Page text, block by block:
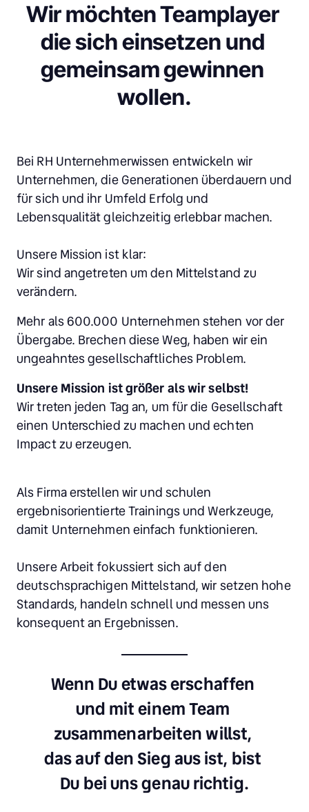
Wir möchten Teamplayer
die sich einsetzen und
gemeinsam gewinnen
wollen.
Bei RH Unternehmerwissen entwickeln wir
Unternehmen, die Generationen überdauern und
für sich und ihr Umfeld Erfolg und
Lebensqualität gleichzeitig erlebbar machen.
Unsere Mission ist klar:
Wir sind angetreten um den Mittelstand zu
verändern.
Mehr als 600.000 Unternehmen stehen vor der
Übergabe. Brechen diese Weg, haben wir ein
ungeahntes gesellschaftliches Problem.
Unsere Mission ist größer als wir selbst!
Wir treten jeden Tag an, um für die Gesellschaft
einen Unterschied zu machen und echten
Impact zu erzeugen.
Als Firma erstellen wir und schulen
ergebnisorientierte Trainings und Werkzeuge,
damit Unternehmen einfach funktionieren.
Unsere Arbeit fokussiert sich auf den
deutschsprachigen Mittelstand, wir setzen hohe
Standards, handeln schnell und messen uns
konsequent an Ergebnissen.
Wenn Du etwas erschaffen
und mit einem Team
zusammenarbeiten willst,
das auf den Sieg aus ist, bist
Du bei uns genau richtig.